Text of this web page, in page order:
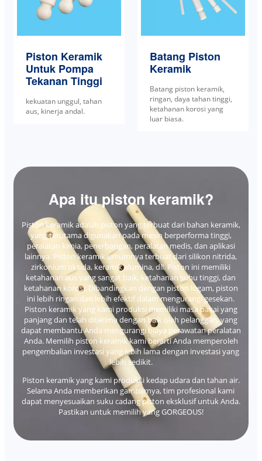
Piston Keramik
Untuk Pompa
Tekanan Tinggi
kekuatan unggul, tahan
aus, kinerja andal.
Batang Piston
Keramik
Batang piston keramik,
ringan, daya tahan tinggi,
ketahanan korosi yang
luar biasa.
Apa itu piston keramik?
Piston keramik adalah piston yang terbuat dari bahan keramik,
yang terutama digunakan pada mesin berperforma tinggi,
peralatan kimia, penerbangan, peralatan medis, dan aplikasi
lainnya. Piston keramik umumnya terbuat dari silikon nitrida,
zirkonium oksida, keramik alumina, dll. Piston ini memiliki
ketahanan aus yang sangat baik, ketahanan suhu tinggi, dan
ketahanan korosi. Dibandingkan dengan piston logam, piston
ini lebih ringan dan lebih efektif dalam mengurangi gesekan.
Piston keramik yang kami produksi memiliki masa pakai yang
panjang dan telah diterima dengan baik oleh pelanggan, yang
dapat membantu Anda mengurangi biaya perawatan peralatan
Anda. Memilih piston keramik kami berarti Anda memperoleh
pengembalian investasi yang lebih lama dengan investasi yang
lebih sedikit.
Piston keramik yang kami produksi kedap udara dan tahan air.
Selama Anda memberikan gambarnya, tim profesional kami
dapat menyesuaikan suku cadang piston eksklusif untuk Anda.
Pastikan untuk memilih yang GORGEOUS!